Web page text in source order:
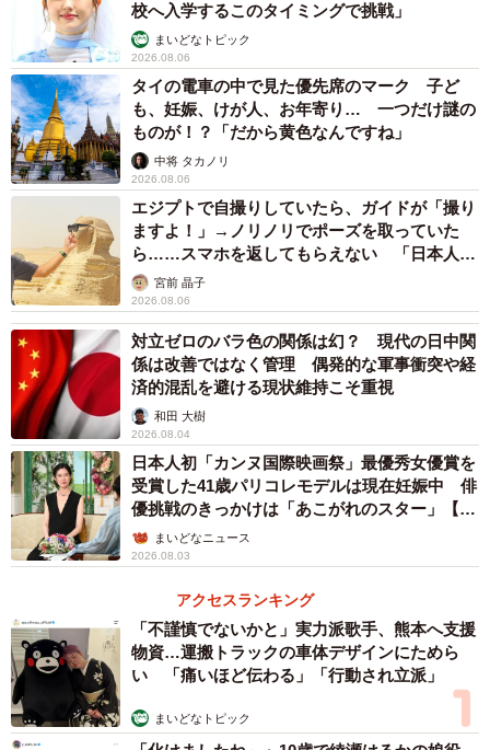
3/4
ロシア進出企業推移（提供画像）
業種別にみると、ロシア進出企業で最も多いのは「製造
業」の156社となり、全体の4割超を占めており、「トヨタ
自動車」など完成車メーカー各社のほか、自動車部品メー
カー、「武田薬品工業」など、業界大手の企業が多く含ま
れているといいます。「卸売業」（87社）は総合商社のほ
か、ロシア産水産品を取り扱う水産物専門商社、中古車の
輸出・販売業者などが進出しているそうです。「サービス
業」（35社）では、ソフトウェア開発などのIT企業が目立
ちました。
校へ入学するこのタイミングで挑戦」
まいどなトピック
2026.08.06
タイの電車の中で見た優先席のマーク 子ど
も、妊娠、けが人、お年寄り… 一つだけ謎の
ものが！？「だから黄色なんですね」
中将 タカノリ
2026.08.06
エジプトで自撮りしていたら、ガイドが「撮り
ますよ！」→ノリノリでポーズを取っていた
ら……スマホを返してもらえない 「日本人は
カモ代表かも」「私は6時間で3万円払った」
宮前 晶子
2026.08.06
対立ゼロのバラ色の関係は幻？ 現代の日中関
係は改善ではなく管理 偶発的な軍事衝突や経
済的混乱を避ける現状維持こそ重視
和田 大樹
2026.08.04
日本人初「カンヌ国際映画祭」最優秀女優賞を
受賞した41歳パリコレモデルは現在妊娠中 俳
優挑戦のきっかけは「あこがれのスター」【徹
子の部屋】
まいどなニュース
2026.08.03
アクセスランキング
「不謹慎でないかと」実力派歌手、熊本へ支援
物資…運搬トラックの車体デザインにためら
い 「痛いほど伝わる」「行動され立派」
まいどなトピック